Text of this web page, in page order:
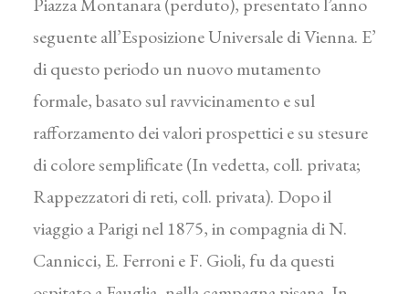
seguente all’Esposizione Universale di Vienna. E’
di questo periodo un nuovo mutamento
formale, basato sul ravvicinamento e sul
rafforzamento dei valori prospettici e su stesure
di colore semplificate (In vedetta, coll. privata;
Rappezzatori di reti, coll. privata). Dopo il
viaggio a Parigi nel 1875, in compagnia di N.
Cannicci, E. Ferroni e F. Gioli, fu da questi